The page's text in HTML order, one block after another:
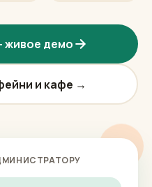
живое демо
и кафе →